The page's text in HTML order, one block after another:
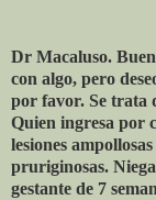
Dr Macaluso.
con algo, pero
por favor. Se trata
Quien ingresa por
lesiones
pruriginosas.
gestante de 7